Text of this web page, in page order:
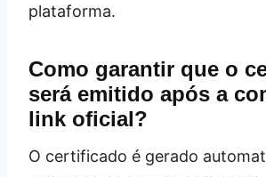
plataforma.
Como garantir que o
será emitido após a
link oficial?
O certificado é gerado